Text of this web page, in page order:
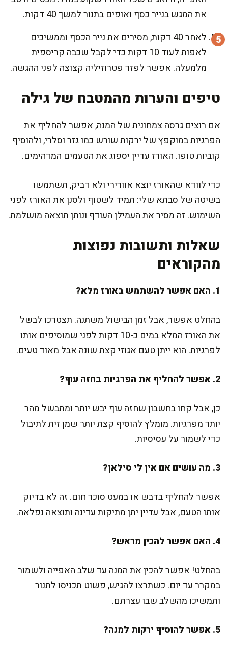
את המגש בנייר כסף ואופים בתנור למשך 40 דקות.
לאחר 40 דקות, מסירים את נייר הכסף וממשיכים
לאפות לעוד 10 דקות כדי לקבל שכבה קריספית
מלמעלה. אפשר לפזר פטרוזיליה קצוצה לפני ההגשה.
טיפים והערות מהמטבח של גילה
אם רוצים גרסה צמחונית של המנה, אפשר להחליף את
הפרגיות במוקפץ של ירקות שורש כמו גזר וסלרי, ולהוסיף
קוביות טופו. האורז עדיין יספוג את הטעמים המדהימים.
כדי לוודא שהאורז יוצא אוורירי ולא דביק, תשתמשו
בשיטה של סבתא שלי: תמיד לשטוף ולסנן את האורז לפני
השימוש. זה מסיר את העמילן העודף ונותן תוצאה מושלמת.
שאלות ותשובות נפוצות
מהקוראים
1. האם אפשר להשתמש באורז מלא?
בהחלט אפשר, אבל זמן הבישול משתנה. תצטרכו לבשל
את האורז המלא במים כ-10 דקות לפני שמוסיפים אותו
לפרגיות. הוא ייתן טעם אגוזי קצת שונה אבל מאוד טעים.
2. אפשר להחליף את הפרגיות בחזה עוף?
כן, אבל קחו בחשבון שחזה עוף יבש יותר ומתבשל מהר
יותר מפרגיות. מומלץ להוסיף קצת יותר שמן זית לתיבול
כדי לשמור על עסיסיות.
3. מה עושים אם אין לי סילאן?
אפשר להחליף בדבש או במעט סוכר חום. זה לא בדיוק
אותו הטעם, אבל עדיין יתן מתיקות עדינה ותוצאה נפלאה.
4. האם אפשר להכין מראש?
בהחלט! אפשר להכין את המנה עד שלב האפייה ולשמור
במקרר עד יום. כשתרצו להגיש, פשוט תכניסו לתנור
ותמשיכו מהשלב שבו עצרתם.
5. אפשר להוסיף ירקות למנה?